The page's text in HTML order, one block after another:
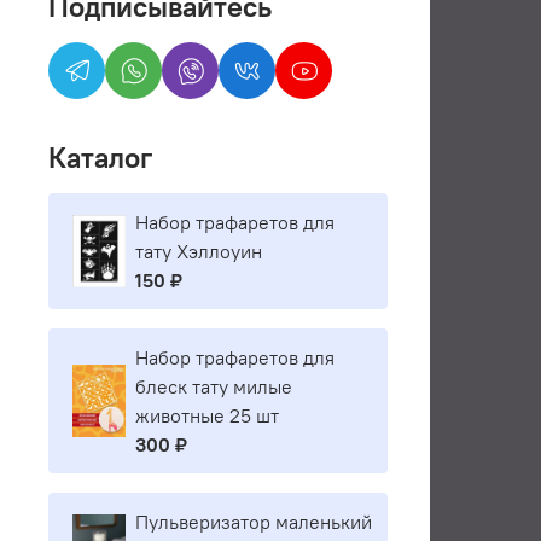
Каталог
Набор трафаретов для
тату Хэллоуин
150 ₽
Набор трафаретов для
блеск тату милые
животные 25 шт
300 ₽
Пульверизатор маленький